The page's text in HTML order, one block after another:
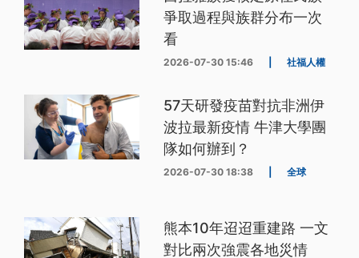
爭取過程與族群分布一次
看
2026-07-30 15:46 社福人權
57天研發疫苗對抗非洲伊
波拉最新疫情 牛津大學團
隊如何辦到？
2026-07-30 18:38 全球
熊本10年迢迢重建路 一文
對比兩次強震各地災情